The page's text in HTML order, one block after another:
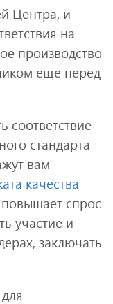
Центра, и
на
производство
еще перед
соответствие
стандарта
вам
качества
спрос
участие и
заключать